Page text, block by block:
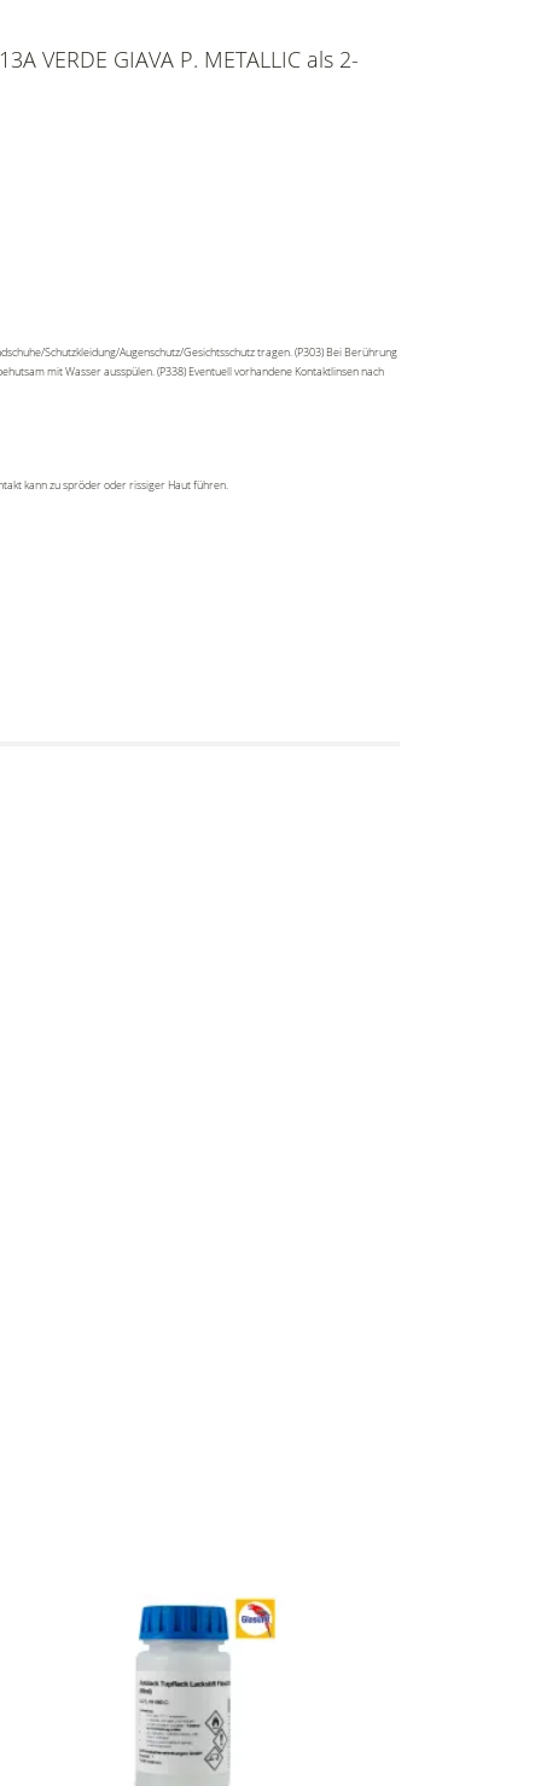
VERDE GIAVA P. METALLIC als 2-
Schutzkleidung/Augenschutz/Gesichtsschutz tragen. (P303) Bei Berührung
mit Wasser ausspülen. (P338) Eventuell vorhandene Kontaktlinsen nach
kann zu spröder oder rissiger Haut führen.